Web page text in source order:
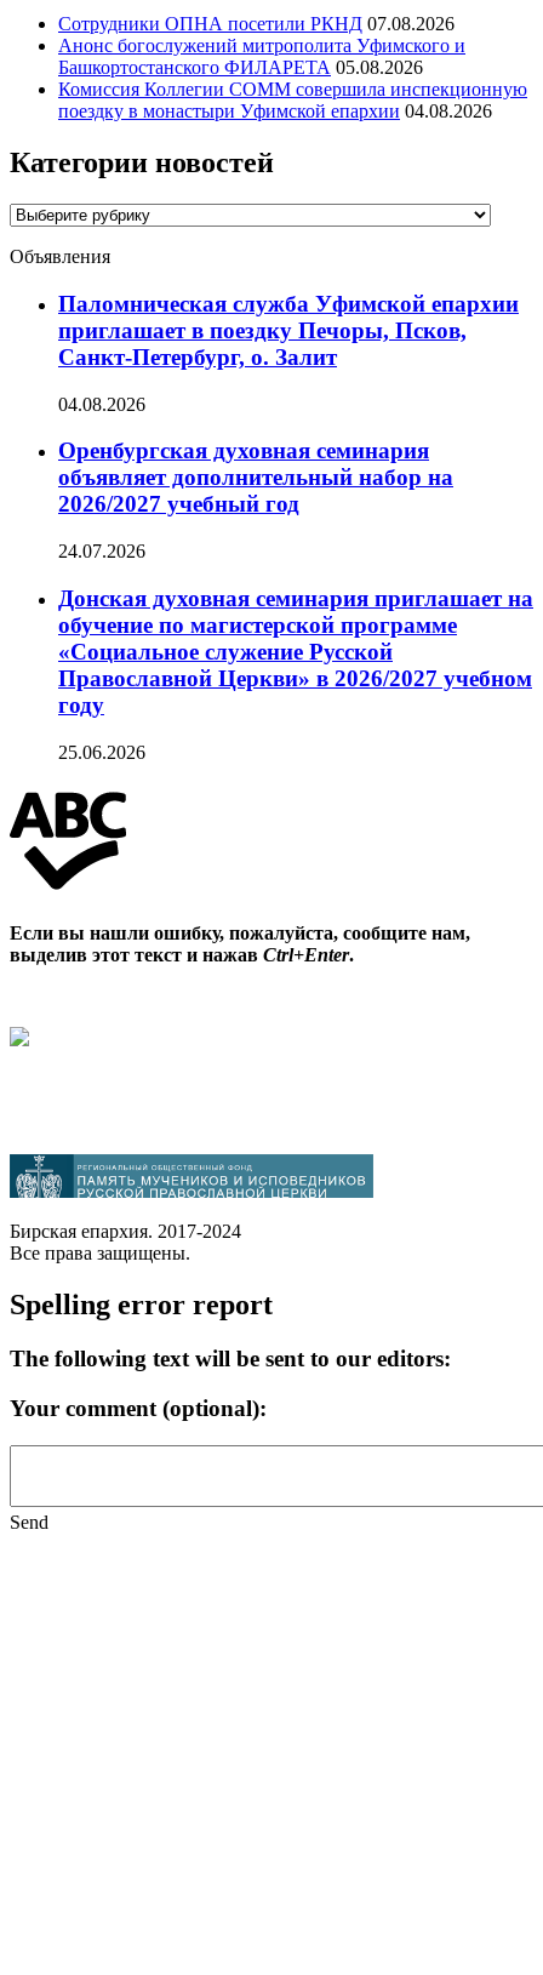
Сотрудники ОПНА посетили РКНД 07.08.2026
Анонс богослужений митрополита Уфимского и
Башкортостанского ФИЛАРЕТА 05.08.2026
Комиссия Коллегии СОММ совершила инспекционную
поездку в монастыри Уфимской епархии 04.08.2026
Категории новостей
Категории
Объявления
Паломническая служба Уфимской епархии
приглашает в поездку Печоры, Псков,
Санкт-Петербург, о. Залит
04.08.2026
Оренбургская духовная семинария
объявляет дополнительный набор на
2026/2027 учебный год
24.07.2026
Донская духовная семинария приглашает на
обучение по магистерской программе
«Социальное служение Русской
Православной Церкви» в 2026/2027 учебном
году
25.06.2026
Если вы нашли ошибку, пожалуйста, сообщите нам,
выделив этот текст и нажав Ctrl+Enter.
Бирская епархия. 2017-2024
Все права защищены.
Spelling error report
The following text will be sent to our editors:
Your comment (optional):
Send